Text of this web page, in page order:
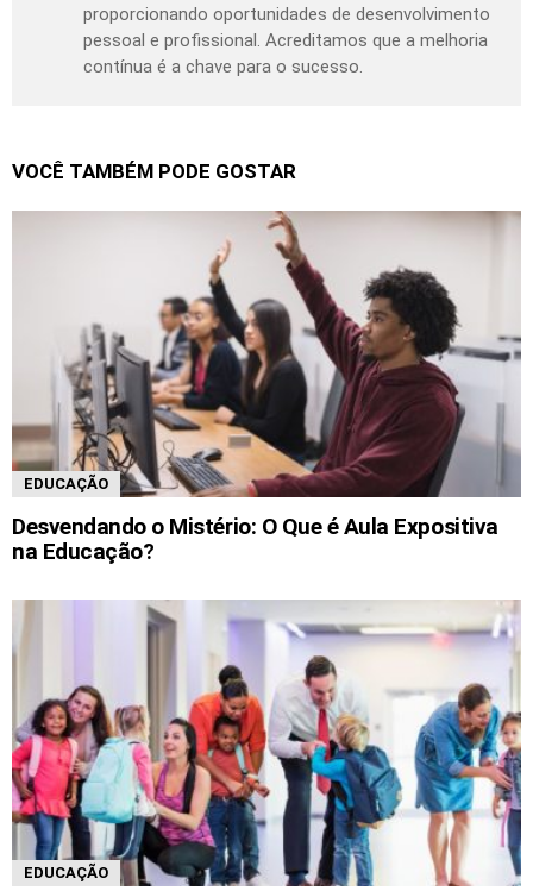
proporcionando oportunidades de desenvolvimento
pessoal e profissional. Acreditamos que a melhoria
contínua é a chave para o sucesso.
VOCÊ TAMBÉM PODE GOSTAR
EDUCAÇÃO
Desvendando o Mistério: O Que é Aula Expositiva
na Educação?
EDUCAÇÃO